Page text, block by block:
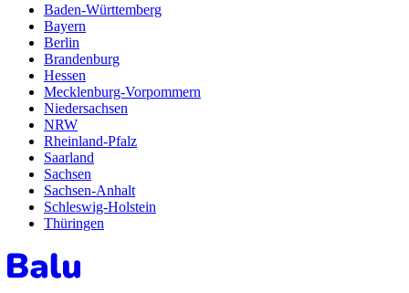
Baden-Württemberg
Bayern
Berlin
Brandenburg
Hessen
Mecklenburg-Vorpommern
Niedersachsen
NRW
Rheinland-Pfalz
Saarland
Sachsen
Sachsen-Anhalt
Schleswig-Holstein
Thüringen